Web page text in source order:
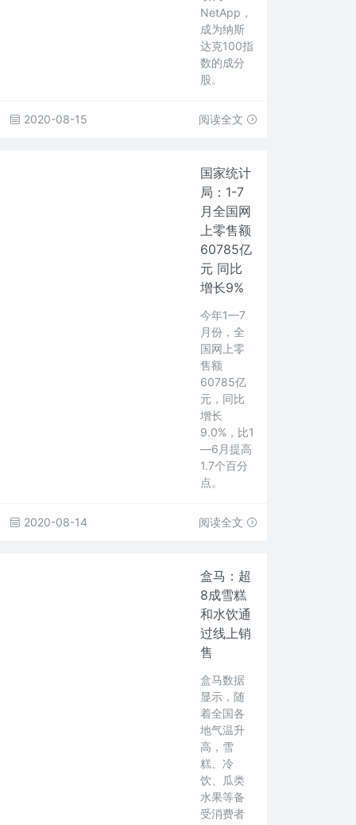
NetApp，
成为纳斯
达克100指
数的成分
股。
2020-08-15 阅读全文
国家统计
局：1-7
月全国网
上零售额
60785亿
元 同比
增长9%
今年1—7
月份，全
国网上零
售额
60785亿
元，同比
增长
9.0%，比1
—6月提高
1.7个百分
点。
2020-08-14 阅读全文
盒马：超
8成雪糕
和水饮通
过线上销
售
盒马数据
显示，随
着全国各
地气温升
高，雪
糕、冷
饮、瓜类
水果等备
受消费者